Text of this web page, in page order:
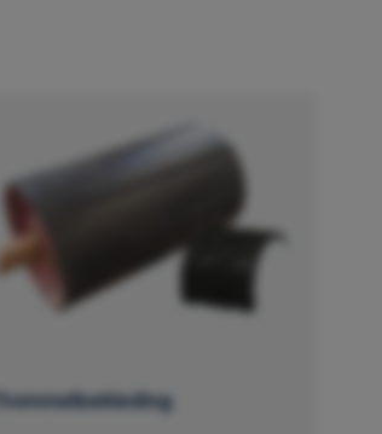
Trommelbekleding